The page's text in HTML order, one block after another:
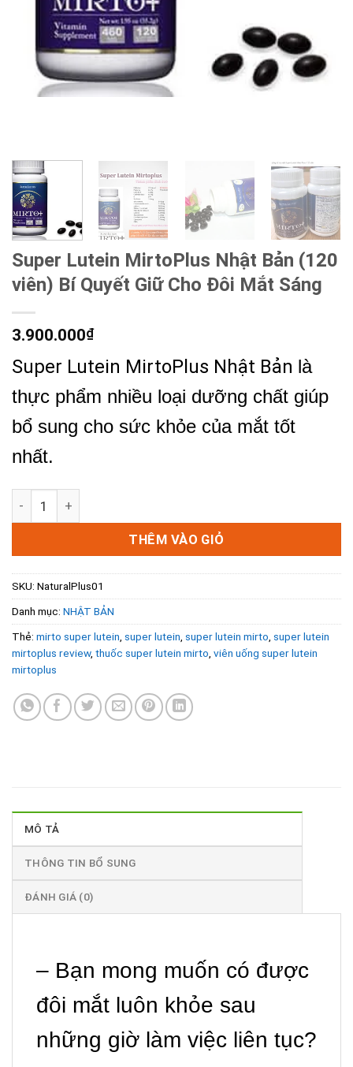
Super Lutein MirtoPlus Nhật Bản (120
viên) Bí Quyết Giữ Cho Đôi Mắt Sáng
3.900.000₫
Super Lutein MirtoPlus Nhật Bản là
thực phẩm nhiều loại dưỡng chất giúp
bổ sung cho sức khỏe của mắt tốt
nhất.
THÊM VÀO GIỎ
SKU: NaturalPlus01
Danh mục: NHẬT BẢN
Thẻ: mirto super lutein super lutein super lutein mirto super lutein
mirtoplus review, thuốc super lutein mirto viên uống super lutein
mirtoplus
MÔ TẢ
THÔNG TIN BỔ SUNG
ĐÁNH GIÁ (0)
– Bạn mong muốn có được
đôi mắt luôn khỏe sau
những giờ làm việc liên tục?